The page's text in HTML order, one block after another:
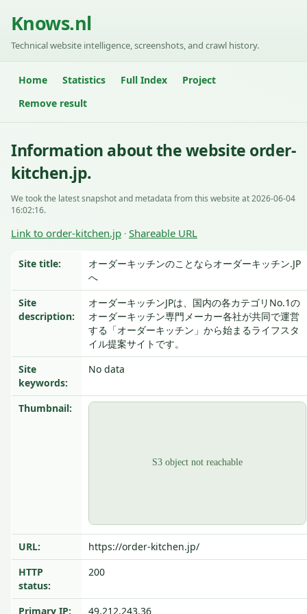
Knows.nl
Technical website intelligence, screenshots, and crawl history.
Home Statistics Full Index
Project
Remove result
Information about the website order-
kitchen.jp.
We took the latest snapshot and metadata from this website at 2026-06-04
16:02:16.
Link to order-kitchen.jp · Shareable URL
Site title:
オーダーキッチンのことならオーダーキッチン.JP
へ
Site
description:
オーダーキッチンJPは、国内の各カテゴリNo.1の
オーダーキッチン専門メーカー各社が共同で運営
する「オーダーキッチン」から始まるライフスタ
イル提案サイトです。
Site
keywords:
No data
Thumbnail:
URL:
https://order-kitchen.jp/
HTTP
status:
200
Primary IP: 49.212.243.36